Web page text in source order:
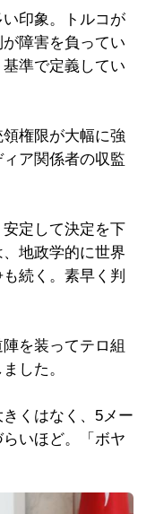
印象。トルコが
障害を負ってい
準で定義してい
権限が大幅に強
ア関係者の収監
定して決定を下
地政学的に世界
続く。素早く判
を装ってテロ組
した。
くはなく、5メー
いほど。「ボヤ